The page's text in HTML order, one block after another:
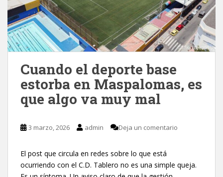
Cuando el deporte base
estorba en Maspalomas, es
que algo va muy mal
3 marzo, 2026 admin Deja un comentario
El post que circula en redes sobre lo que está
ocurriendo con el C.D. Tablero no es una simple queja.